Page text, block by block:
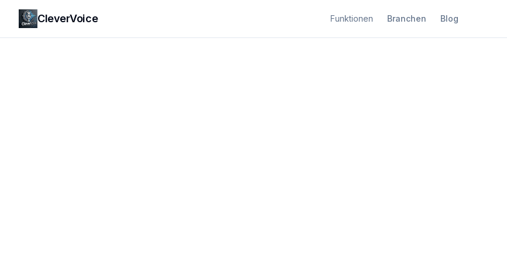
CleverVoice Funktionen Branchen Blog